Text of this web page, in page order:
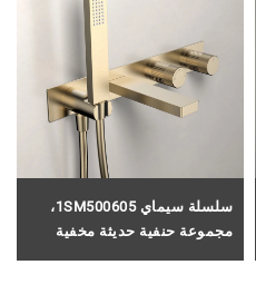
سلسلة سيماي 1SM500605،
مجموعة حنفية حديثة مخفية